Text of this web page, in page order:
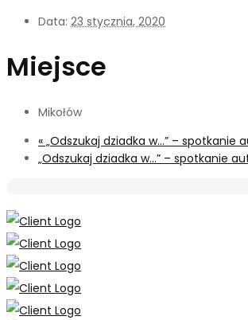
Data: 23 stycznia, 2020
Miejsce
Mikołów
« „Odszukaj dziadka w…” – spotkanie
„Odszukaj dziadka w…” – spotkanie